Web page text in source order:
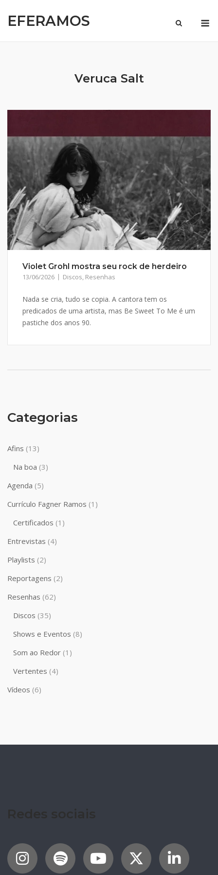
EFERAMOS
Veruca Salt
Violet Grohl mostra seu rock de herdeiro
13/06/2026 Discos, Resenhas
Nada se cria, tudo se copia. A cantora tem os
predicados de uma artista, mas Be Sweet To Me é um
pastiche dos anos 90.
Categorias
Afins (13)
Na boa (3)
Agenda (5)
Currículo Fagner Ramos (1)
Certificados (1)
Entrevistas (4)
Playlists (2)
Reportagens (2)
Resenhas (62)
Discos (35)
Shows e Eventos (8)
Som ao Redor (1)
Vertentes (4)
Vídeos (6)